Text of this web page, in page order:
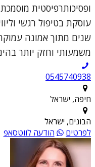
שנים מתוך אמונה עמוקה
משמעותי וחזק יותר
0545740938
חיפה, ישראל
הבונים, ישראל
לפרטים
הודעה לווטסאפ